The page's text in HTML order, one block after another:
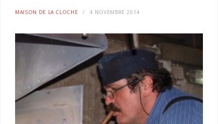
MAISON DE LA CLOCHE 4 NOVEMBRE 2014